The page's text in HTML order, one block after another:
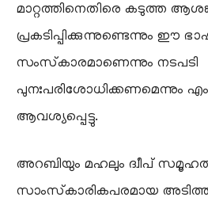
മാറ്റത്തിനെതിരെ കടുത്ത
പ്രകടിപ്പിക്കുന്നുണ്ടെന്നും ഈ
സംസ്‍കാരമാണെന്നും നടപടി
പുനഃപരിശോധിക്കണമെന്നും
ആവശ്യപ്പെട്ടു.
അറബിയും മഹലും ദ്വീപ്
സാംസ്‌കാരികപരമായ